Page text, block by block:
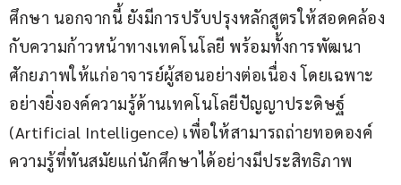
ศึกษา นอกจากนี้ ยังมีการปรับปรุงหลักสูตรให้สอดคล้อง
กับความก้าวหน้าทางเทคโนโลยี พร้อมทั้งการพัฒนา
ศักยภาพให้แก่อาจารย์ผู้สอนอย่างต่อเนื่อง โดยเฉพาะ
อย่างยิ่งองค์ความรู้ด้านเทคโนโลยีปัญญาประดิษฐ์
(Artificial Intelligence) เพื่อให้สามารถถ่ายทอดองค์
ความรู้ที่ทันสมัยแก่นักศึกษาได้อย่างมีประสิทธิภาพ